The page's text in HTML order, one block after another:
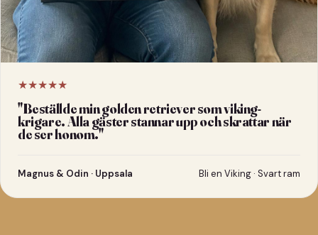
★★★★★
"Beställde min golden retriever som viking-
krigare. Alla gäster stannar upp och skrattar när
de ser honom."
Magnus & Odin · Uppsala Bli en Viking · Svart ram